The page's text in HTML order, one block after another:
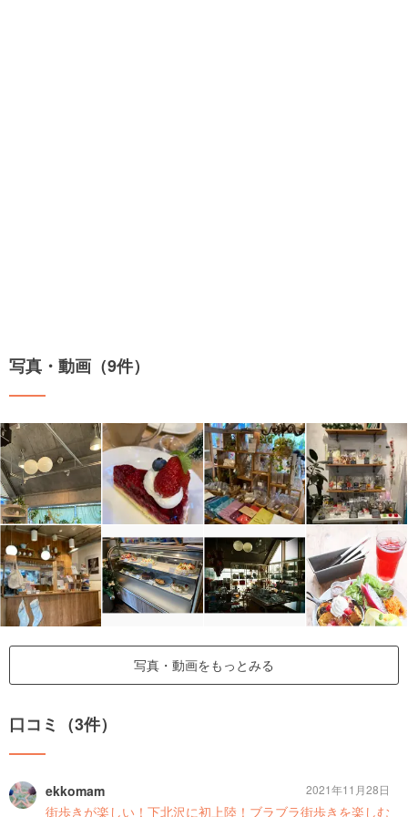
写真・動画（9件）
写真・動画をもっとみる
口コミ（3件）
ekkomam
街歩きが楽しい！下北沢に初上陸！ブラブラ街歩きを楽しむ
2021年11月28日